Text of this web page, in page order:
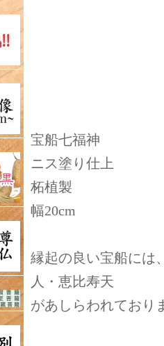
宝船七福神
ニス塗り仕上
柘植製
幅20cm
縁起の良い宝船には
人・恵比寿天
があしらわれており